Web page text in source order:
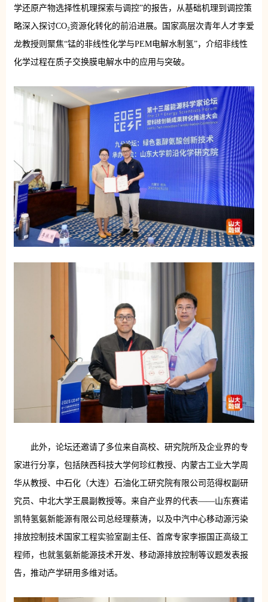
学还原产物选择性机理探索与调控”的报告，从基础机理到调控策
略深入探讨CO₂资源化转化的前沿进展。国家高层次青年人才李爱
龙教授则聚焦“锰的非线性化学与PEM电解水制氢”，介绍非线性
化学过程在质子交换膜电解水中的应用与突破。
此外，论坛还邀请了多位来自高校、研究院所及企业界的专
家进行分享，包括陕西科技大学何珍红教授、内蒙古工业大学周
华从教授、中石化（大连）石油化工研究院有限公司范得权副研
究员、中北大学王晨副教授等。来自产业界的代表——山东赛诺
凯特氢氨新能源有限公司总经理蔡涛，以及中汽中心移动源污染
排放控制技术国家工程实验室副主任、首席专家李振国正高级工
程师，也就氢氨新能源技术开发、移动源排放控制等议题发表报
告，推动产学研用多维对话。